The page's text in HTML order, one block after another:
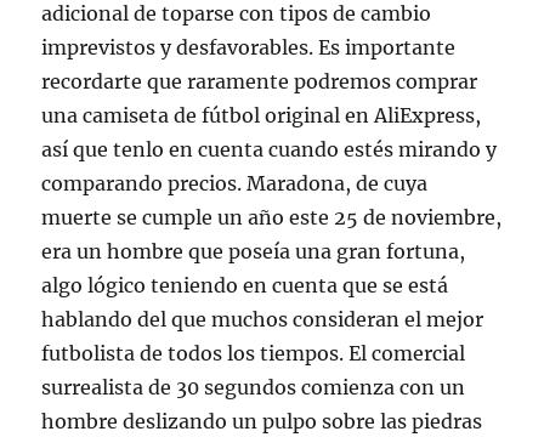
adicional de toparse con tipos de cambio
imprevistos y desfavorables. Es importante
recordarte que raramente podremos comprar
una camiseta de fútbol original en AliExpress,
así que tenlo en cuenta cuando estés mirando y
comparando precios. Maradona, de cuya
muerte se cumple un año este 25 de noviembre,
era un hombre que poseía una gran fortuna,
algo lógico teniendo en cuenta que se está
hablando del que muchos consideran el mejor
futbolista de todos los tiempos. El comercial
surrealista de 30 segundos comienza con un
hombre deslizando un pulpo sobre las piedras